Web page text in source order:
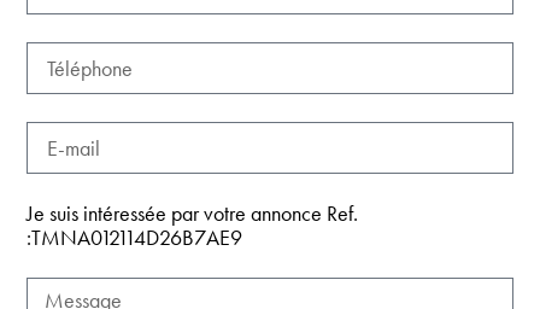
Je suis intéressée par votre annonce Ref.
:TMNA012114D26B7AE9